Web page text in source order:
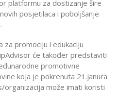
platformu za dostizanje šire
posjetilaca i poboljšanje
za promociju i edukaciju
će također predstaviti
promotivne
koja je pokrenuta 21.janura
organizacija može imati koristi